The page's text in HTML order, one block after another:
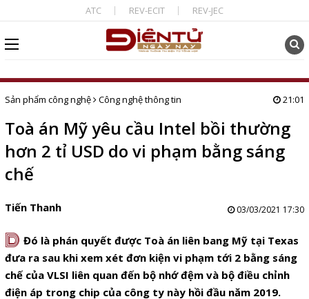
ATC REV-ECIT REV-JEC
Sản phẩm công nghệ Công nghệ thông tin 21:01
Toà án Mỹ yêu cầu Intel bồi thường
hơn 2 tỉ USD do vi phạm bằng sáng
chế
Tiến Thanh 03/03/2021 17:30
D Đó là phán quyết được Toà án liên bang Mỹ tại Texas
đưa ra sau khi xem xét đơn kiện vi phạm tới 2 bằng sáng
chế của VLSI liên quan đến bộ nhớ đệm và bộ điều chỉnh
điện áp trong chip của công ty này hồi đầu năm 2019.